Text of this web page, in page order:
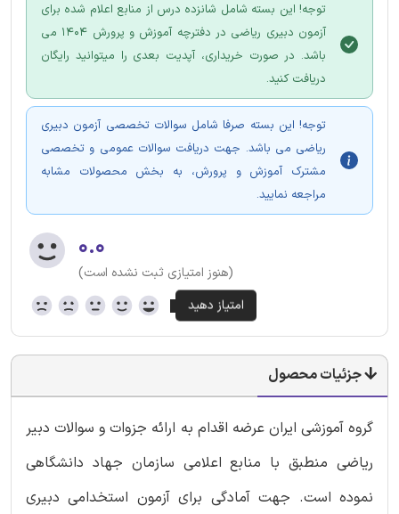
توجه! این بسته شامل شانزده درس از منابع اعلام شده برای
آزمون دبیری ریاضی در دفترچه آموزش و پرورش 1404 می
باشد. در صورت خریداری، آپدیت بعدی را میتوانید رایگان
دریافت کنید.
توجه! این بسته صرفا شامل سوالات تخصصی آزمون دبیری
ریاضی می باشد. جهت دریافت سوالات عمومی و تخصصی
مشترک آموزش و پرورش، به بخش محصولات مشابه
مراجعه نمایید.
۰.۰
(هنوز امتیازی ثبت نشده است)
جزئیات محصول
گروه آموزشی ایران عرضه اقدام به ارائه جزوات و سوالات دبیر
ریاضی منطبق با منابع اعلامی سازمان جهاد دانشگاهی
نموده است. جهت آمادگی برای آزمون استخدامی دبیری